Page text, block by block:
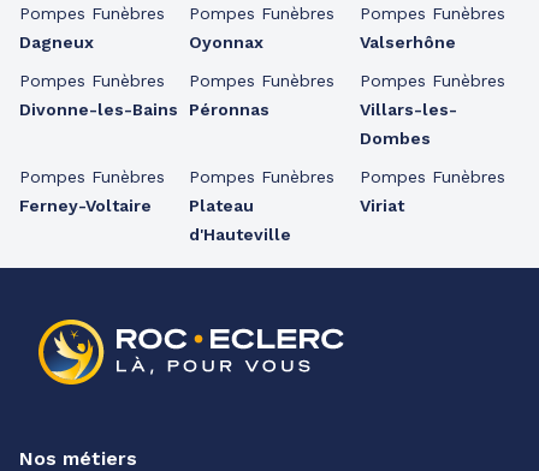
Pompes Funèbres
Dagneux
Pompes Funèbres
Divonne-les-Bains
Pompes Funèbres
Ferney-Voltaire
Pompes Funèbres
Oyonnax
Pompes Funèbres
Péronnas
Pompes Funèbres
Plateau
d'Hauteville
Pompes Funèbres
Valserhône
Pompes Funèbres
Villars-les-
Dombes
Pompes Funèbres
Viriat
Nos métiers